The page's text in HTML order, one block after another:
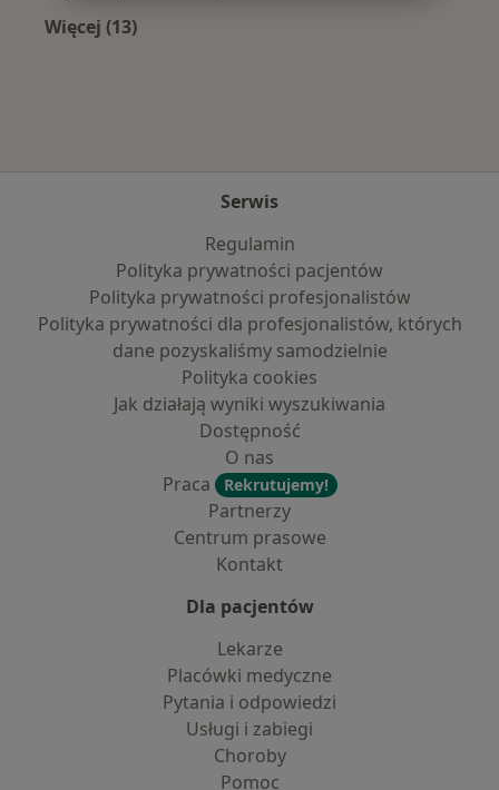
Więcej (13)
Serwis
Regulamin
Polityka prywatności pacjentów
Polityka prywatności profesjonalistów
Polityka prywatności dla profesjonalistów, których
dane pozyskaliśmy samodzielnie
Polityka cookies
Jak działają wyniki wyszukiwania
Dostępność
O nas
Praca
Rekrutujemy!
Partnerzy
Centrum prasowe
Kontakt
Dla pacjentów
Lekarze
Placówki medyczne
Pytania i odpowiedzi
Usługi i zabiegi
Choroby
Pomoc